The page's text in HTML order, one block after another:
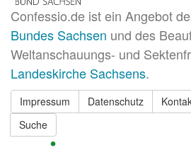
Confessio.de ist ein Angebot
Bundes Sachsen und des
Weltanschauungs- und
Landeskirche Sachsens.
Impressum Datenschutz
Suche